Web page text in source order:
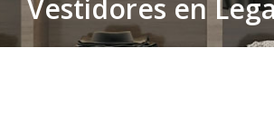
Vestidores en